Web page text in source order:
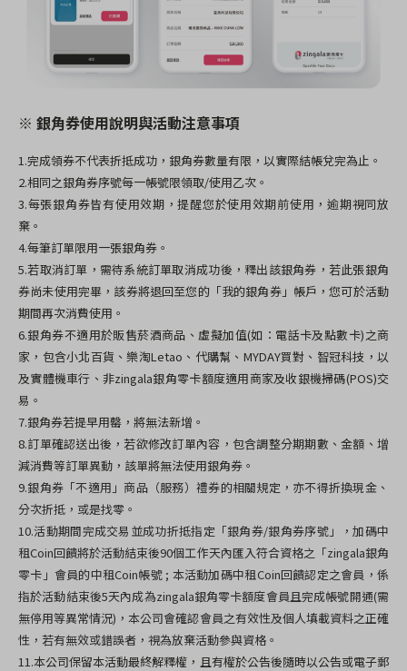
※ 銀角券使用說明與活動注意事項
1.完成領券不代表折抵成功，銀角券數量有限，以實際結帳兌完為止。
2.相同之銀角券序號每一帳號限領取/使用乙次。
3.每張銀角券皆有使用效期，提醒您於使用效期前使用，逾期視同放
棄。
4.每筆訂單限用一張銀角券。
5.若取消訂單，需待系統訂單取消成功後，釋出該銀角券，若此張銀角
券尚未使用完畢，該券將退回至您的「我的銀角券」帳戶，您可於活動
期間再次消費使用。
6.銀角券不適用於販售菸酒商品、虛擬加值(如：電話卡及點數卡)之商
家，包含小北百貨、樂淘Letao、代購幫、MYDAY買對、智冠科技，以
及實體機車行、非zingala銀角零卡額度適用商家及收銀機掃碼(POS)交
易。
7.銀角券若提早用罄，將無法新增。
8.訂單確認送出後，若欲修改訂單內容，包含調整分期期數、金額、增
減消費等訂單異動，該單將無法使用銀角券。
9.銀角券「不適用」商品（服務）禮券的相關規定，亦不得折換現金、
分次折抵，或是找零。
10.活動期間完成交易並成功折抵指定「銀角券/銀角券序號」，加碼中
租Coin回饋將於活動結束後90個工作天內匯入符合資格之「zingala銀角
零卡」會員的中租Coin帳號 ; 本活動加碼中租Coin回饋認定之會員，係
指於活動結束後5天內成為zingala銀角零卡額度會員且完成帳號開通(需
無停用等異常情況)，本公司會確認會員之有效性及個人填載資料之正確
性，若有無效或錯誤者，視為放棄活動參與資格。
11.本公司保留本活動最終解釋權，且有權於公告後隨時以公告或電子郵